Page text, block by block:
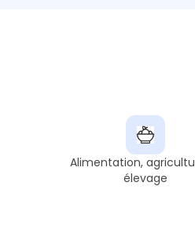
Alimentation,
élevage